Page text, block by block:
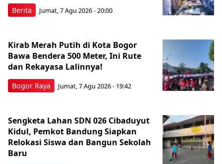
Berita Jumat, 7 Agu 2026 - 20:00
Bogor Raya
Kirab Merah Putih di Kota Bogor
Bawa Bendera 500 Meter, Ini Rute
dan Rekayasa Lalinnya!
Jumat, 7 Agu 2026 - 19:42
Sengketa Lahan SDN 026 Cibaduyut
Kidul, Pemkot Bandung Siapkan
Relokasi Siswa dan Bangun Sekolah
Baru